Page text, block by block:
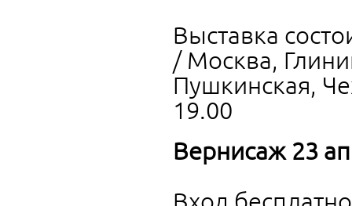
Выставка
/ Москва,
Пушкинская,
19.00
Вернисаж 23